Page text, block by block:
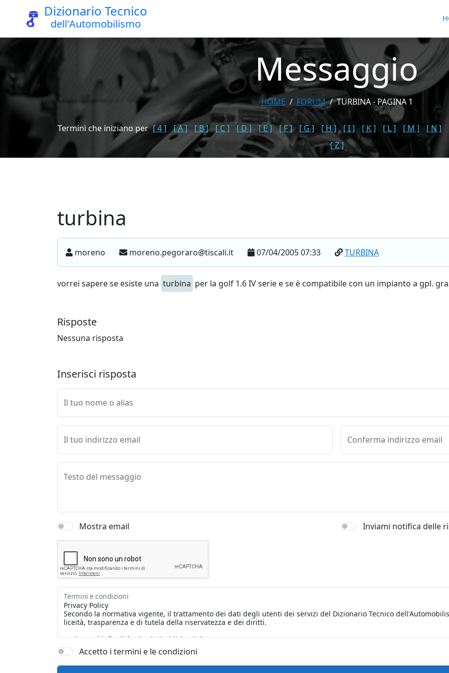
Dizionario Tecnico
dell'Automobilismo
Messaggio
HOME FORUM TURBINA - PAGINA 1
Termini che iniziano per [ 4 ] [ A ] [ B ] [ C ] [ D ] [ E ] [ F ] [ G ] [ H ] [ I ] [ K ] [ L ] [ M ] [ N ]
[ Z ]
turbina
moreno moreno.pegoraro@tiscali.it 07/04/2005 07:33 TURBINA
vorrei sapere se esiste una turbina per la golf 1.6 IV serie e se è compatibile con un impianto a gpl.
Risposte
Nessuna risposta
Inserisci risposta
Il tuo nome o alias
Il tuo indirizzo email Conferma indirizzo email
Testo del messaggio
Mostra email Inviami notifica delle
Termini e condizioni
Accetto i termini e le condizioni